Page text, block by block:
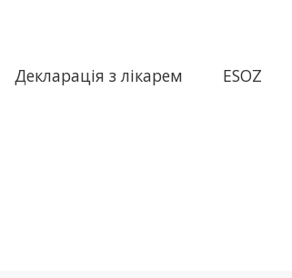
Декларація з лікарем ESOZ